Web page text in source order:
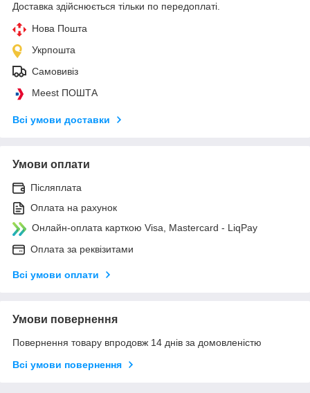
Доставка здійснюється тільки по передоплаті.
Нова Пошта
Укрпошта
Самовивіз
Meest ПОШТА
Всі умови доставки
Умови оплати
Післяплата
Оплата на рахунок
Онлайн-оплата карткою Visa, Mastercard - LiqPay
Оплата за реквізитами
Всі умови оплати
Умови повернення
Повернення товару впродовж 14 днів за домовленістю
Всі умови повернення